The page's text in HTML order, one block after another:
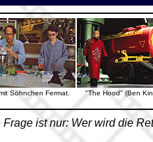
Söhnchen Fermat. "The Hood" (Ben
ist nur: Wer wird die